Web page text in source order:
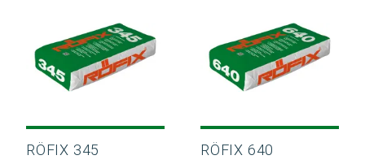
RÖFIX 345 RÖFIX 640